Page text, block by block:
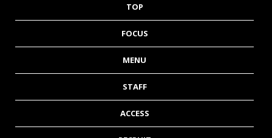
TOP
FOCUS
MENU
STAFF
ACCESS